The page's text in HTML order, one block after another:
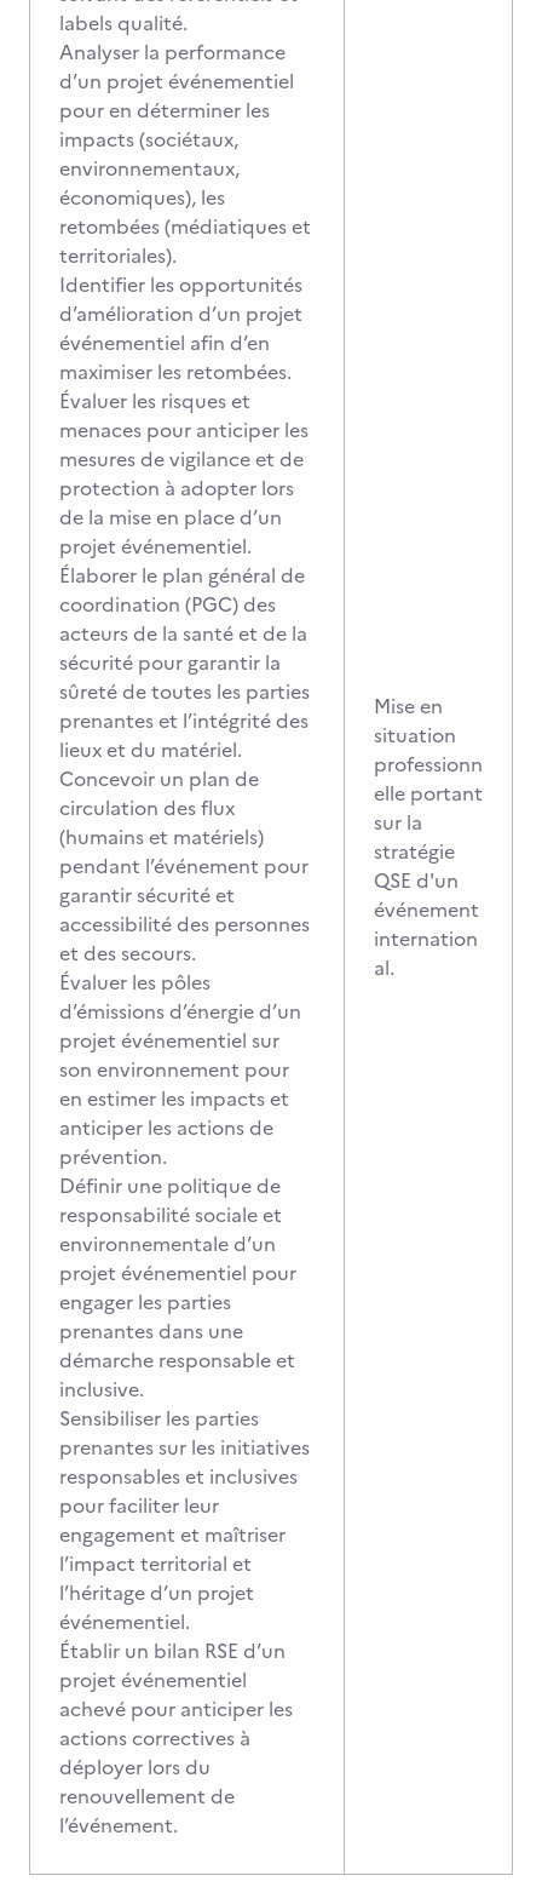
labels qualité.
Analyser la performance
d’un projet événementiel
pour en déterminer les
impacts (sociétaux,
environnementaux,
économiques), les
retombées (médiatiques et
territoriales).
Identifier les opportunités
d’amélioration d’un projet
événementiel afin d’en
maximiser les retombées.
Évaluer les risques et
menaces pour anticiper les
mesures de vigilance et de
protection à adopter lors
de la mise en place d’un
projet événementiel.
Élaborer le plan général de
coordination (PGC) des
acteurs de la santé et de la
sécurité pour garantir la
sûreté de toutes les parties
prenantes et l’intégrité des
lieux et du matériel.
Concevoir un plan de
circulation des flux
(humains et matériels)
pendant l’événement pour
garantir sécurité et
accessibilité des personnes
et des secours.
Évaluer les pôles
d’émissions d’énergie d’un
projet événementiel sur
son environnement pour
en estimer les impacts et
anticiper les actions de
prévention.
Définir une politique de
responsabilité sociale et
environnementale d’un
projet événementiel pour
engager les parties
prenantes dans une
démarche responsable et
inclusive.
Sensibiliser les parties
prenantes sur les initiatives
responsables et inclusives
pour faciliter leur
engagement et maîtriser
l’impact territorial et
l’héritage d’un projet
événementiel.
Établir un bilan RSE d’un
projet événementiel
achevé pour anticiper les
actions correctives à
déployer lors du
renouvellement de
l’événement.
Mise en
situation
professionn
elle portant
sur la
stratégie
QSE d'un
événement
internation
al.